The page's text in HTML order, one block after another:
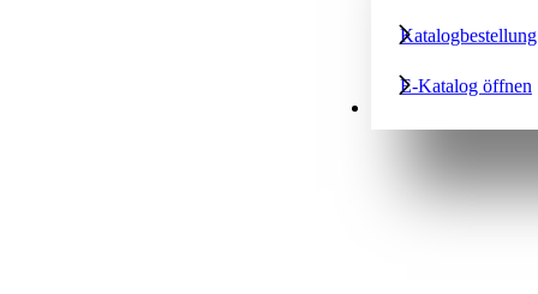
Katalogbestellung
E-Katalog öffnen